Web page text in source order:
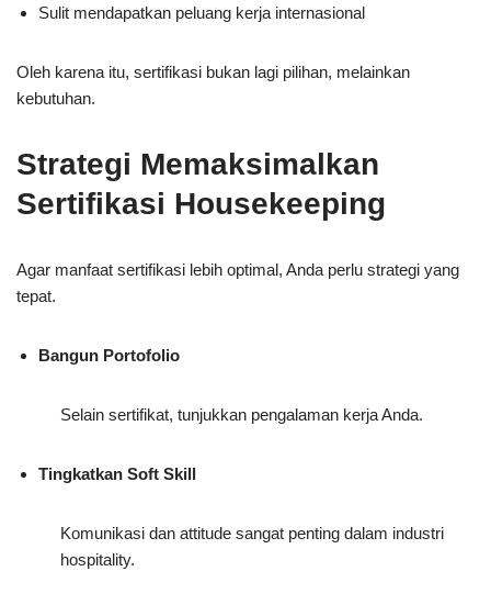
Sulit mendapatkan peluang kerja internasional
Oleh karena itu, sertifikasi bukan lagi pilihan, melainkan
kebutuhan.
Strategi Memaksimalkan
Sertifikasi Housekeeping
Agar manfaat sertifikasi lebih optimal, Anda perlu strategi yang
tepat.
Bangun Portofolio
Selain sertifikat, tunjukkan pengalaman kerja Anda.
Tingkatkan Soft Skill
Komunikasi dan attitude sangat penting dalam industri
hospitality.